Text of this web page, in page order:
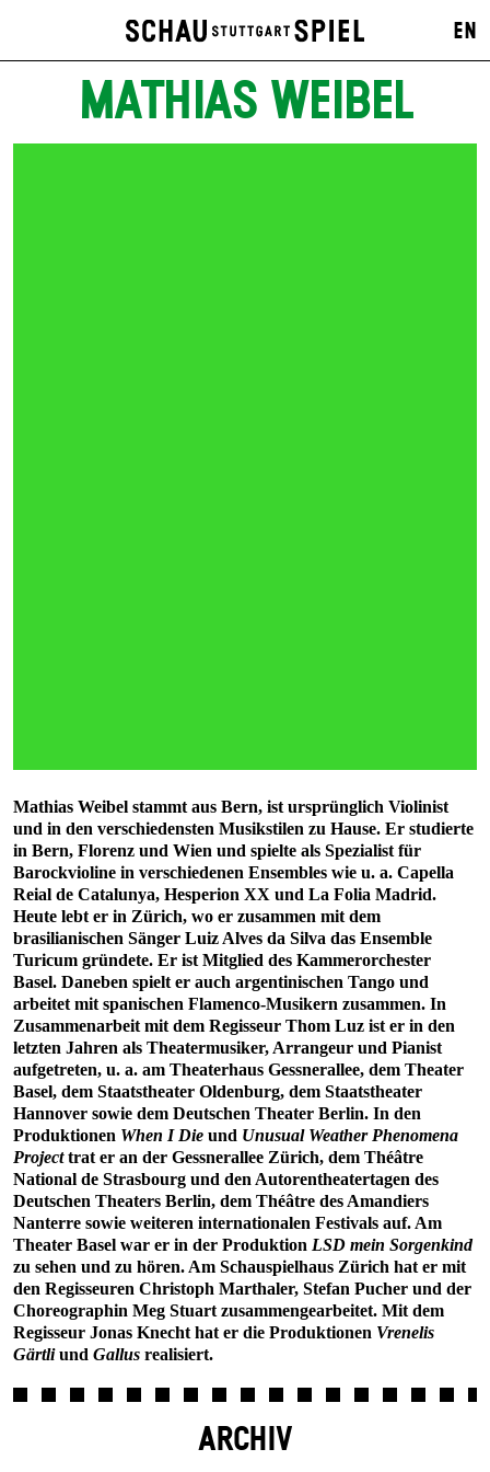
EN
MATHIAS WEIBEL
Mathias Weibel stammt aus Bern, ist ursprünglich Violinist
und in den verschiedensten Musikstilen zu Hause. Er studierte
in Bern, Florenz und Wien und spielte als Spezialist für
Barockvioline in verschiedenen Ensembles wie u. a. Capella
Reial de Catalunya, Hesperion XX und La Folia Madrid.
Heute lebt er in Zürich, wo er zusammen mit dem
brasilianischen Sänger Luiz Alves da Silva das Ensemble
Turicum gründete. Er ist Mitglied des Kammerorchester
Basel. Daneben spielt er auch argentinischen Tango und
arbeitet mit spanischen Flamenco-Musikern zusammen. In
Zusammenarbeit mit dem Regisseur Thom Luz ist er in den
letzten Jahren als Theatermusiker, Arrangeur und Pianist
aufgetreten, u. a. am Theaterhaus Gessnerallee, dem Theater
Basel, dem Staatstheater Oldenburg, dem Staatstheater
Hannover sowie dem Deutschen Theater Berlin. In den
Produktionen When I Die und Unusual Weather Phenomena
Projecttrat er an der Gessnerallee Zürich, dem Théâtre
National de Strasbourg und den Autorentheatertagen des
Deutschen Theaters Berlin, dem Théâtre des Amandiers
Nanterre sowie weiteren internationalen Festivals auf. Am
Theater Basel war er in der Produktion LSD mein Sorgenkind
zu sehen und zu hören. Am Schauspielhaus Zürich hat er mit
den Regisseuren Christoph Marthaler, Stefan Pucher und der
Choreographin Meg Stuart zusammengearbeitet. Mit dem
Regisseur Jonas Knecht hat er die Produktionen Vrenelis
Gärtliund Gallus realisiert.
ARCHIV